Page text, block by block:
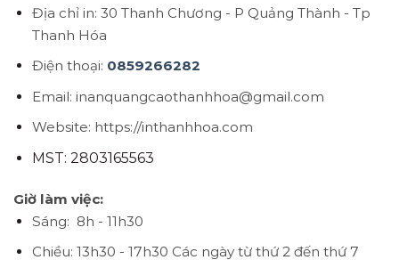
Địa chỉ in: 30 Thanh Chương - P Quảng Thành - Tp
Thanh Hóa
Điện thoại: 0859266282
Email: inanquangcaothanhhoa@gmail.com
Website: https://inthanhhoa.com
MST: 2803165563
Giờ làm việc:
Sáng: 8h - 11h30
Chiều: 13h30 - 17h30 Các ngày từ thứ 2 đến thứ 7